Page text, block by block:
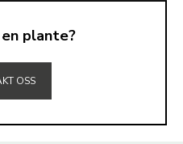
plante?
OSS